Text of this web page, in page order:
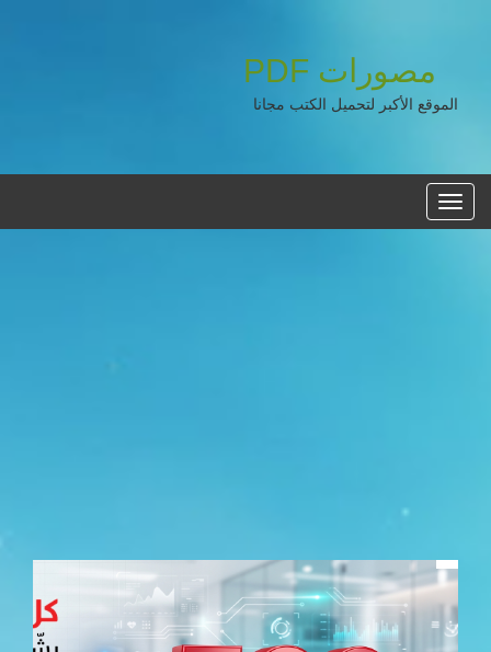
مصورات PDF
الموقع الأكبر لتحميل الكتب مجانا
القائمه
الرئيسية